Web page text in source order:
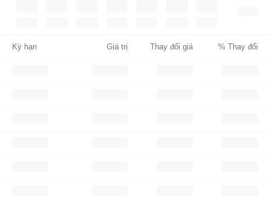
Kỳ hạn Giá trị Thay đổi giá % Thay đổi